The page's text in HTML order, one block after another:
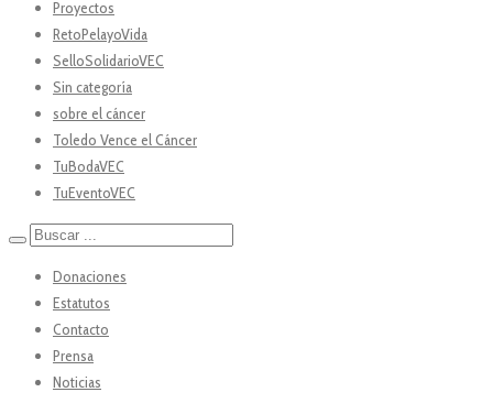
Proyectos
RetoPelayoVida
SelloSolidarioVEC
Sin categoría
sobre el cáncer
Toledo Vence el Cáncer
TuBodaVEC
TuEventoVEC
Donaciones
Estatutos
Contacto
Prensa
Noticias